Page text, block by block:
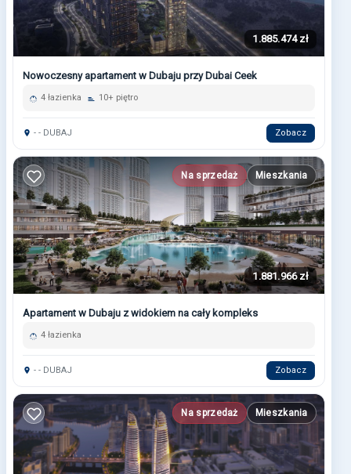
1.885.474 zł
Nowoczesny apartament w Dubaju przy Dubai Ceek
4 łazienka 10+ piętro
- - DUBAJ Zobacz
Na sprzedaż Mieszkania
1.881.966 zł
Apartament w Dubaju z widokiem na cały kompleks
4 łazienka
- - DUBAJ Zobacz
Na sprzedaż Mieszkania